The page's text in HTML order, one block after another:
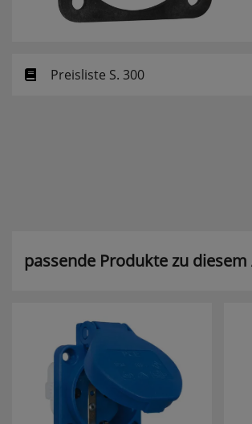
Preisliste S. 300
passende Produkte zu